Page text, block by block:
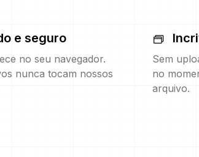
e seguro
no seu navegador.
nunca tocam nossos
Sem
no
arquivo.